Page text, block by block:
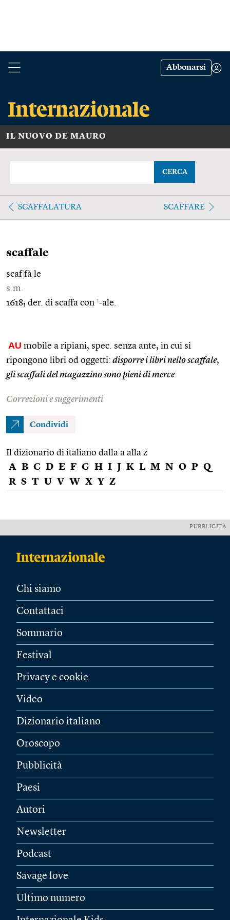
Abbonarsi
IL NUOVO DE MAURO
CERCA
SCAFFALATURA SCAFFARE
scaffale
scaf|fà le
s.m.
1618; der. di scaffa con 1-ale.
AU mobile a ripiani, spec. senza ante, in cui si
ripongono libri od oggetti: disporre i libri nello scaffale,
gli scaffali del magazzino sono pieni di merce
Correzioni e suggerimenti
Condividi
Il dizionario di italiano dalla a alla z
A B C D E F G H I J K L M N O P Q
R S T U V W X Y Z
PUBBLICITÀ
Chi siamo
Contattaci
Sommario
Festival
Privacy e cookie
Video
Dizionario italiano
Oroscopo
Pubblicità
Paesi
Autori
Newsletter
Podcast
Savage love
Ultimo numero